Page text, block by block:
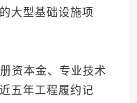
大型基础设施项
本金、专业技术
五年工程履约记